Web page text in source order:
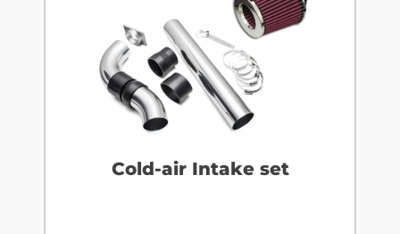
Cold-air Intake set